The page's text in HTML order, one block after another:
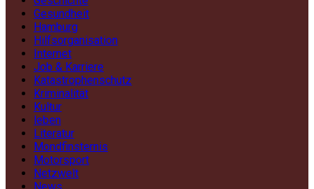
Gesundheit
Hamburg
Hilfsorganisation
Internet
Job & Karriere
Katastrophenschutz
Kriminalität
Kultur
leben
Literatur
Mondfinsternis
Motorsport
Netzwelt
News